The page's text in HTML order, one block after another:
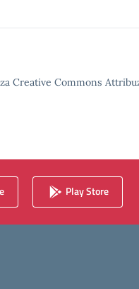
Creative Commons
Play Store